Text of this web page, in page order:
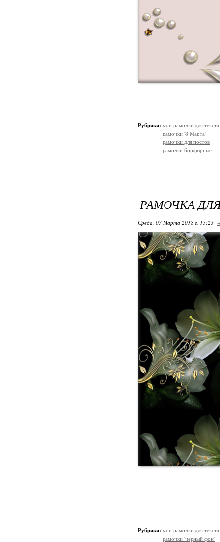
Рубрики: мои рамочки для текста
рамочки '8 Марта'
рамочки для постов
рамочки бордюрные
РАМОЧКА
Среда, 07 Марта 2018 г. 15:23
Рубрики: мои рамочки для текста
рамочки 'черный фон'